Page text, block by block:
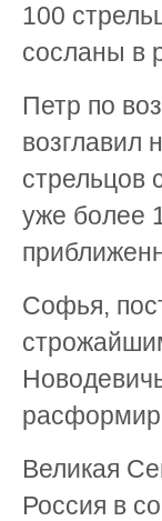
100
сосланы в
Петр по
возглавил
стрельцов
уже более
Софья,
Великая
Россия в